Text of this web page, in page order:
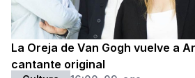
La Oreja de Van Gogh vuelve a
cantante original